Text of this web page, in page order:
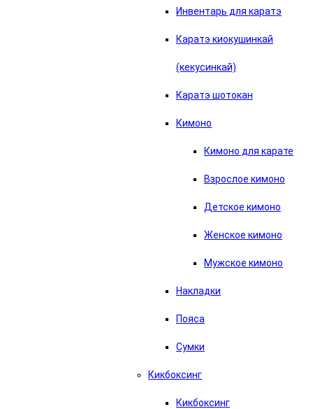
Инвентарь для каратэ
Каратэ киокушинкай
(кекусинкай)
Каратэ шотокан
Кимоно
Кимоно для карате
Взрослое кимоно
Детское кимоно
Женское кимоно
Мужское кимоно
Накладки
Пояса
Сумки
Кикбоксинг
Кикбоксинг